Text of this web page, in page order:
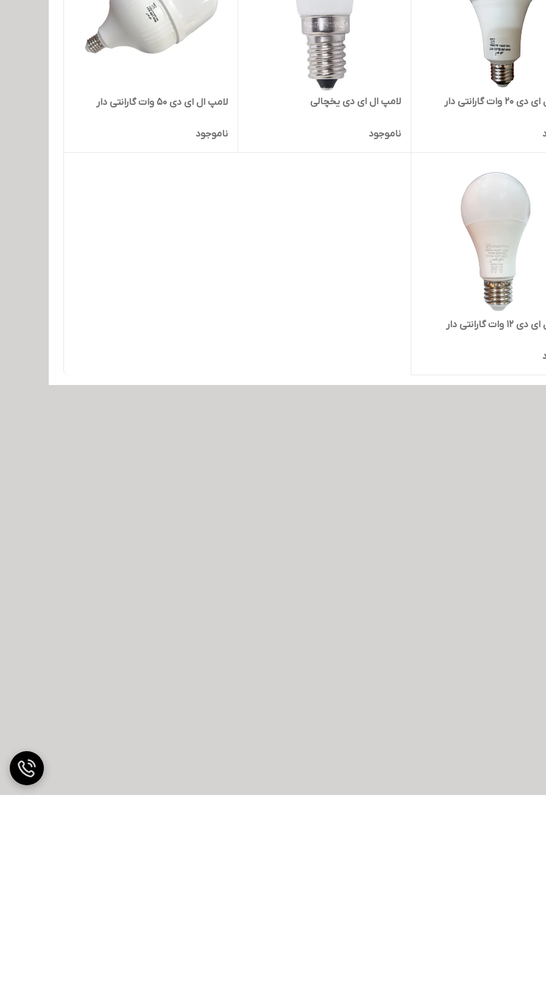
گارانتی دار لامپ ال ای دی یخچالی
ناموجود
لامپ ال ای دی 50 وات گارانتی دار
ناموجود
گارانتی دار